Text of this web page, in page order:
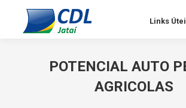
Links
POTENCIAL AUTO
AGRICOLAS